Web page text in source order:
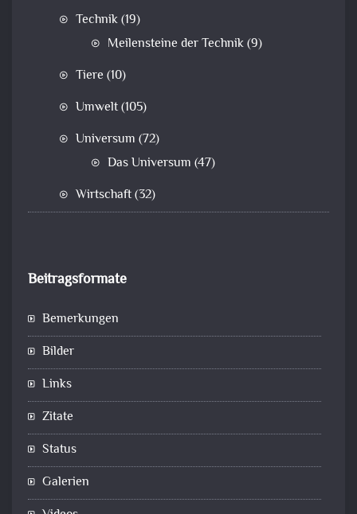
Technik(19)
Meilensteine der Technik(9)
Tiere (10)
Umwelt(105)
Universum (72)
Das Universum (47)
Wirtschaft(32)
Beitragsformate
Bemerkungen
Bilder
Links
Zitate
Status
Galerien